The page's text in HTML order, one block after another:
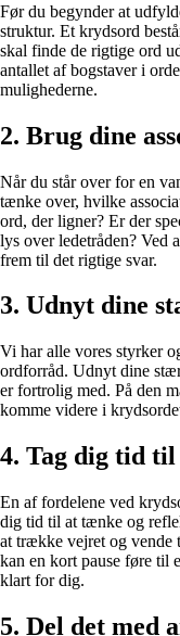
Før du begynder at
struktur. Et krydsord
skal finde de rigtige ord
antallet af bogstaver i
mulighederne.
2. Brug dine
Når du står over for en
tænke over, hvilke
ord, der ligner? Er der
lys over ledetråden? Ved
frem til det rigtige svar.
3. Udnyt dine
Vi har alle vores styrker
ordforråd. Udnyt dine
er fortrolig med. På den
komme videre i
4. Tag dig tid
En af fordelene ved
dig tid til at tænke og
at trække vejret og vende
kan en kort pause føre til
klart for dig.
5. Del det med